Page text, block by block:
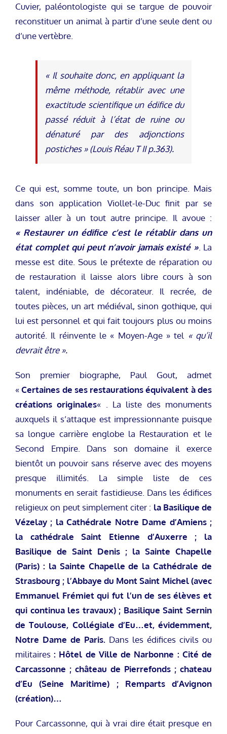
Cuvier, paléontologiste qui se targue de pouvoir
reconstituer un animal à partir d’une seule dent ou
d’une vertèbre.
« Il souhaite donc, en appliquant la
même méthode, rétablir avec une
exactitude scientifique un édifice du
passé réduit à l’état de ruine ou
dénaturé par des adjonctions
postiches »(Louis Réau T II p.363).
Ce qui est, somme toute, un bon principe. Mais
dans son application Viollet-le-Duc finit par se
laisser aller à un tout autre principe. Il avoue :
« Restaurer un édifice c’est le rétablir dans un
état complet qui peut n’avoir jamais existé ». La
messe est dite. Sous le prétexte de réparation ou
de restauration il laisse alors libre cours à son
talent, indéniable, de décorateur. Il recrée, de
toutes pièces, un art médiéval, sinon gothique, qui
lui est personnel et qui fait toujours plus ou moins
autorité. Il réinvente le « Moyen-Age » tel « qu’il
devrait être ».
Son premier biographe, Paul Gout, admet
«Certaines de ses restaurations équivalent à des
créations originales« . La liste des monuments
auxquels il s’attaque est impressionnante puisque
sa longue carrière englobe la Restauration et le
Second Empire. Dans son domaine il exerce
bientôt un pouvoir sans réserve avec des moyens
presque illimités. La simple liste de ces
monuments en serait fastidieuse. Dans les édifices
religieux on peut simplement citer : la Basilique de
Vézelay ; la Cathédrale Notre Dame d’Amiens ;
la cathédrale Saint Etienne d’Auxerre ; la
Basilique de Saint Denis ; la Sainte Chapelle
(Paris) : la Sainte Chapelle de la Cathédrale de
Strasbourg ; l’Abbaye du Mont Saint Michel (avec
Emmanuel Frémiet qui fut l’un de ses élèves et
qui continua les travaux) ; Basilique Saint Sernin
de Toulouse, Collégiale d’Eu…et, évidemment,
Notre Dame de Paris. Dans les édifices civils ou
militaires : Hôtel de Ville de Narbonne : Cité de
Carcassonne ; château de Pierrefonds ; chateau
d’Eu (Seine Maritime) ; Remparts d’Avignon
(création)…
Pour Carcassonne, qui à vrai dire était presque en